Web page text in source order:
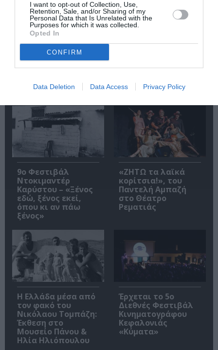
I want to opt-out of Collection, Use,
Retention, Sale, and/or Sharing of my
Personal Data that Is Unrelated with the
Purposes for which it was collected.
Opted In
CONFIRM
Data Deletion Data Access Privacy Policy
«Απομακρυσμένα
Βουνά και Ποτάμια:
Πνευματική
Πατρίδα»:
στο Διαχρονικό
Μουσείο Αίγινας
προτάσεις για τον
9ο Φεστιβάλ
Ντοκιμαντέρ
Καρύστου – «Ξένος
εδώ, ξένος εκεί,
όπου κι αν πάω
ξένος»
«ΖΗΤΩ τα λαϊκά
κορίτσια!», του
Παντελή Αμπαζή
στο Θέατρο
Ρεματιάς
Η Ελλάδα μέσα από
τον φακό του
Νικόλαου Τομπάζη:
Έκθεση στο
Μουσείο Πάνου &
Ηλία Ηλιόπουλου
Έρχεται το 5ο
Διεθνές Φεστιβάλ
Κινηματογράφου
Κεφαλονιάς
«Κύματα»